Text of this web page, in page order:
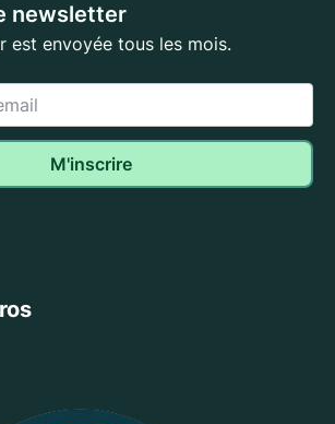
newsletter
est envoyée tous les mois.